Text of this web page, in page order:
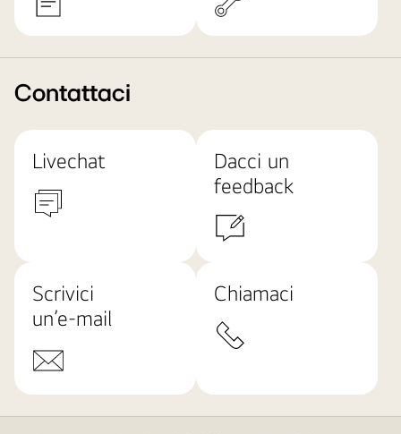
Contattaci
Livechat
Dacci un
feedback
Scrivici
un’e-mail
Chiamaci